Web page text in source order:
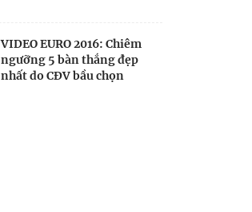
VIDEO EURO 2016: Chiêm
ngưỡng 5 bàn thắng đẹp
nhất do CĐV bầu chọn